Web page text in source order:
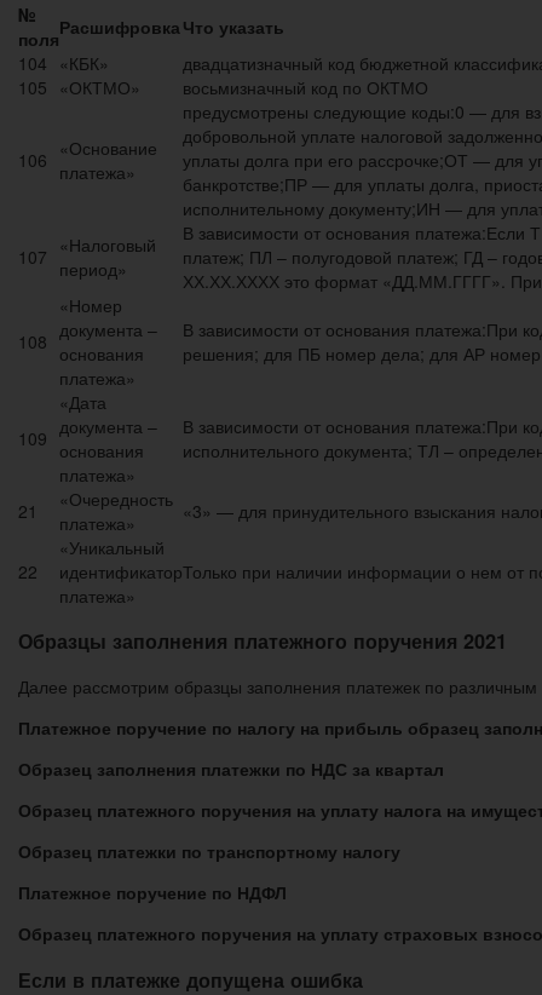
№
поляРасшифровка Что указать
104 «КБК»
двадцатизначный код бюджетной
105 «ОКТМО» восьмизначный код по ОКТМО
106 «Основание
платежа»
предусмотрены следующие коды:0 — для
добровольной уплате налоговой
уплаты долга при его рассрочке;ОТ — для
банкротстве;ПР — для уплаты долга,
исполнительному документу;ИН — для
107 «Налоговый
период»
В зависимости от основания
платеж; ПЛ – полугодовой платеж; ГД –
ХХ.ХХ.ХХХХ это формат «ДД.ММ.ГГГГ».
108
«Номер
документа –
основания
платежа»
В зависимости от основания платежа:При
решения; для ПБ номер дела; для АР номер
109
«Дата
документа –
основания
платежа»
В зависимости от основания
исполнительного документа; ТЛ –
21
«Очередность
платежа»
«3» — для принудительного взыскания
22
«Уникальный
идентификатор
платежа»
Только при наличии информации о нем от
Образцы заполнения платежного поручения 2021
Далее рассмотрим образцы заполнения платежек по
Платежное поручение по налогу на прибыль образец
Образец заполнения платежки по НДС за квартал
Образец платежного поручения на уплату налога на
Образец платежки по транспортному налогу
Платежное поручение по НДФЛ
Образец платежного поручения на уплату страховых
Если в платежке допущена ошибка